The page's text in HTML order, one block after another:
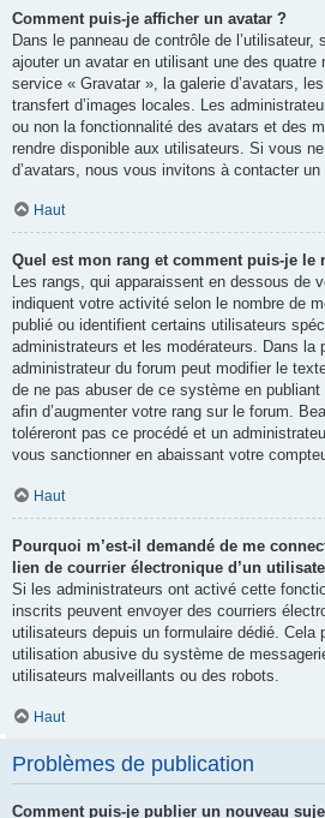
Comment puis-je afficher un avatar ?
Dans le panneau de contrôle de
ajouter un avatar en utilisant une des
service « Gravatar », la galerie d’avatars,
transfert d’images locales. Les
ou non la fonctionnalité des avatars et des
rendre disponible aux utilisateurs. Si vous
d’avatars, nous vous invitons à contacter un
Haut
Quel est mon rang et comment puis-je le
Les rangs, qui apparaissent en dessous de
indiquent votre activité selon le nombre de
publié ou identifient certains utilisateurs
administrateurs et les modérateurs. Dans la
administrateur du forum peut modifier le
de ne pas abuser de ce système en
afin d’augmenter votre rang sur le forum.
toléreront pas ce procédé et un
vous sanctionner en abaissant votre
Haut
Pourquoi m’est-il demandé de me
lien de courrier électronique d’un
Si les administrateurs ont activé cette
inscrits peuvent envoyer des courriers
utilisateurs depuis un formulaire dédié. Cela
utilisation abusive du système de
utilisateurs malveillants ou des robots.
Haut
Problèmes de publication
Comment puis-je publier un nouveau